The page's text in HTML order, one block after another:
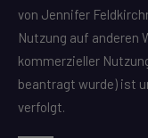
von Jennifer
Nutzung auf anderen
kommerzieller
beantragt wurde) ist
verfolgt.